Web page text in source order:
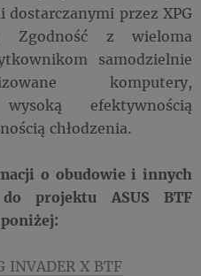
przez XPG
Zgodność z wieloma
samodzielnie
komputery,
efektywnością
chłodzenia.
o obudowie i innych
projektu ASUS BTF
INVADER X BTF